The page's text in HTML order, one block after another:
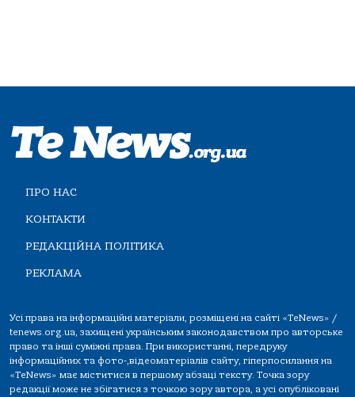
ПРО НАС
КОНТАКТИ
РЕДАКЦІЙНА ПОЛІТИКА
РЕКЛАМА
Усі права на інформаційні матеріали, розміщені на сайті «TeNews» /
tenews.org.ua, захищені українським законодавством про авторське
право та інші суміжні права. При використанні, передруку
інформаційних та фото-,відеоматеріалів сайту, гіперпосилання на
«TeNews» має міститися в першому абзаці тексту. Точка зору
редакції може не збігатися з точкою зору автора, а усі опубліковані